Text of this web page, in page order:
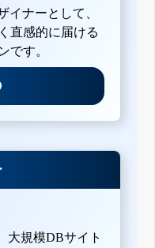
イナーとして、
直感的に届ける
です。
大規模DBサイト